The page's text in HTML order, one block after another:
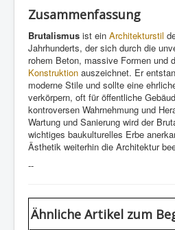
Zusammenfassung
Brutalismus ist ein Architekturstil
Jahrhunderts, der sich durch die
rohem Beton, massive Formen und
Konstruktion auszeichnet. Er
moderne Stile und sollte eine
verkörpern, oft für öffentliche
kontroversen Wahrnehmung und
Wartung und Sanierung wird der
wichtiges baukulturelles Erbe
Ästhetik weiterhin die Architektur
--
Ähnliche Artikel zum